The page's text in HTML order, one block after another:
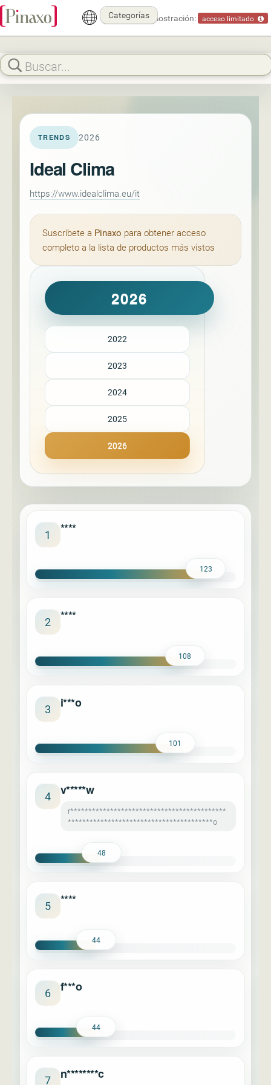
Modo demostración: acceso limitado
Categorías
TRENDS 2026
Ideal Clima
https://www.idealclima.eu/it
Suscríbete a Pinaxo para obtener acceso
completo a la lista de productos más vistos
2026
2022
2023
2024
2025
2026
1 ****
123
2 ****
108
3 i***o
101
4 v*****w
r*******************************************
****************************************o
48
5 ****
44
6 f***o
44
7 n********c